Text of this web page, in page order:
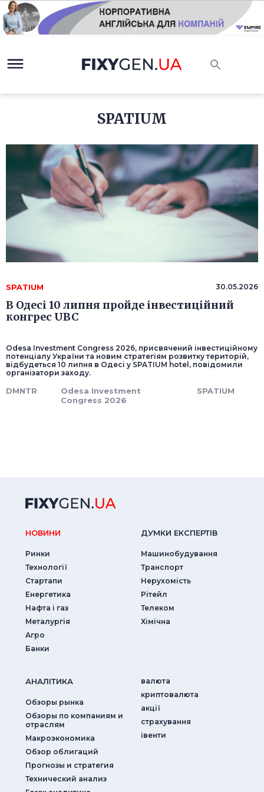
SPATIUM
SPATIUM 30.05.2026
В Одесі 10 липня пройде інвестиційний
конгрес UBC
Odesa Investment Congress 2026, присвячений інвестиційному
потенціалу України та новим стратегіям розвитку територій,
відбудеться 10 липня в Одесі у SPATIUM hotel, повідомили
організатори заходу.
DMNTR
Odesa Investment
Congress 2026
SPATIUM
НОВИНИ
Ринки
Технології
Стартапи
Енергетика
Нафта і газ
Металургія
Агро
Банки
ДУМКИ ЕКСПЕРТIВ
Машинобудування
Транспорт
Нерухомість
Рітейл
Телеком
Хімічна
АНАЛIТИКА
Обзоры рынка
Обзоры по компаниям и
отраслям
Макроэкономика
Обзор облигаций
Прогнозы и стратегия
Технический анализ
валюта
криптовалюта
акції
страхування
iвенти